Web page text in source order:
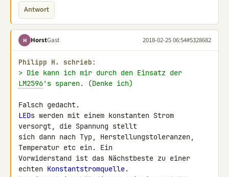
Antwort
H HorstGast 2018-02-25 06:54#5328682
Philipp H. schrieb:
LM2596's sparen. (Denke ich)
LEDs werden mit einem konstanten Strom
versorgt, die Spannung stellt
sich dann nach Typ, Herstellungstoleranzen,
Temperatur etc ein. Ein
Vorwiderstand ist das Nächstbeste zu einer
echten Konstantstromquelle.